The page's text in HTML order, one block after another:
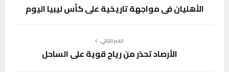
الأهليان في مواجهة تاريخية على كأس ليبيا اليوم
الخبر التالي
الأرصاد تحذر من رياح قوية على الساحل